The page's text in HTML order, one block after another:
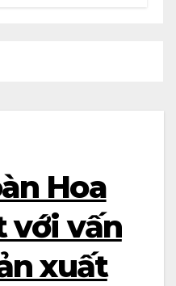
Hoa
với vấn
xuất